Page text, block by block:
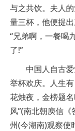
与之共饮。夫人
量三杯，他便提
“兄弟啊，一餐喝
了!”
中国人自古
举杯欢庆。人生
花烛夜，金榜题
风”(南北朝庾信
州(今湖南)观察使